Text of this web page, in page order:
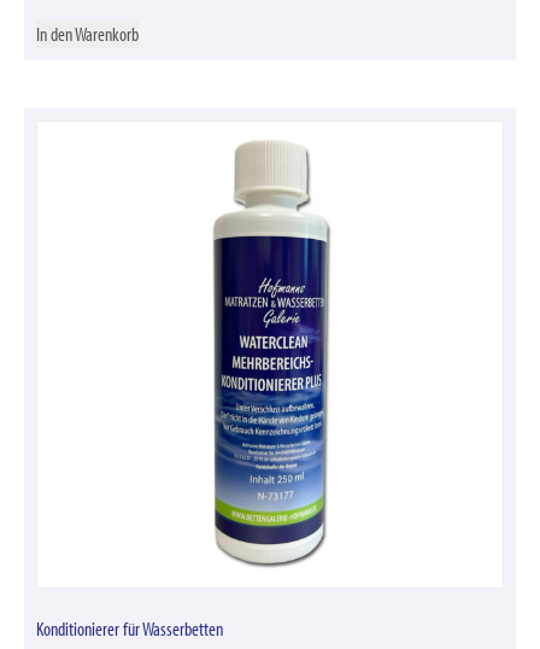
In den Warenkorb
Konditionierer für Wasserbetten